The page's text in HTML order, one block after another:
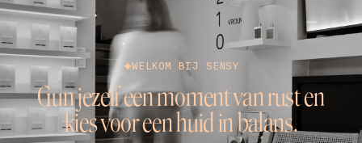
WELKOM BIJ SENSY
Gun jezelf een moment van rust en
kies voor een huid in balans.